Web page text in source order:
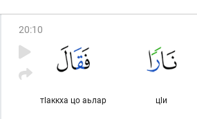
20:10
цlи
тlаккха цо аьлар